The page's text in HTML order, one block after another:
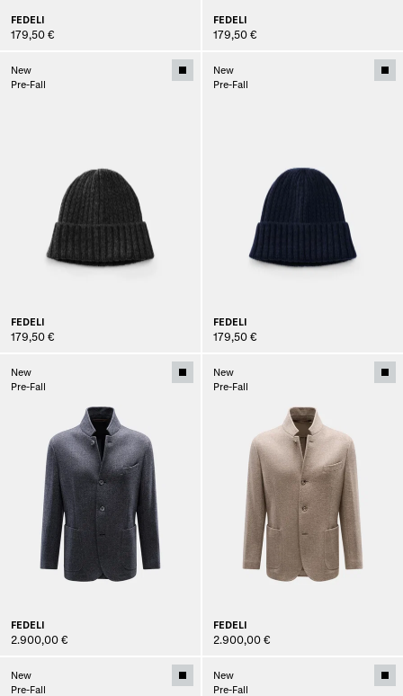
FEDELI
179,50 €
FEDELI
179,50 €
New
Pre-Fall
FEDELI
179,50 €
New
Pre-Fall
FEDELI
179,50 €
New
Pre-Fall
FEDELI
2.900,00 €
New
Pre-Fall
FEDELI
2.900,00 €
New
Pre-Fall
New
Pre-Fall